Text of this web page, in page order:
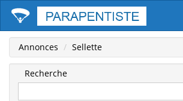
Annonces Sellette
Recherche